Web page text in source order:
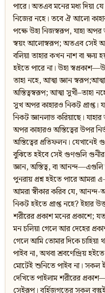
পারে। অতএব মনের মধ্য দিয়া
নিজের নহে। তবে ঐ আলো
পক্ষে উহা নিজস্বরূপ, যাহা
স্বয়ং আলোস্বরূপ; অতএব সেই
বলিয়া তাহার কখন নাশ বা
হইতে পারে না। উহা
তাহা নহে, আত্মা জ্ঞান
অস্তিত্বস্বরূপ; আত্মা সুখী–তাহা
সুখ অপর কাহারও নিকট প্রাপ্ত।
নিকট জ্ঞানলাভ করিয়াছে।
অপর কাহারও অস্তিত্বের উপর
অস্তিত্বের প্রতিফলন।
বুঝিতে হইবে সেই গুণগুলি
জ্ঞান, অস্তিত্ব, বা আনন্দ—এগুলি
পুনরায় প্রশ্ন হইতে পারে আমরা
আমরা স্বীকার করিব যে, আনন্দ-
নিকট হইতে প্রাপ্ত নহে? ইহার
শরীরের প্রকাশ মনের প্রকাশে;
মন চলিয়া গেলে আর দেহের
গেলে আমি তোমার দিকে চাহিয়া
পাইব না, অথবা শ্রবণেন্দ্রিয়
মোটেই শুনিতে পাইব না। সকল
দেখিতে পাইলাম শরীরের